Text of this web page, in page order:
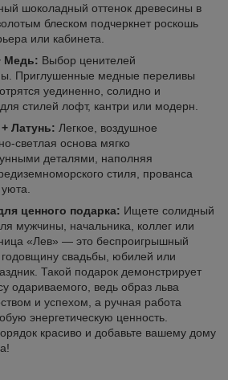
шоколадный оттенок древесины в
блеском подчеркнет роскошь
или кабинета.
Медь: Выбор ценителей
Приглушенные медные переливы
уединенно, солидно и
стилей лофт, кантри или модерн.
Латунь: Легкое, воздушное
светлая основа мягко
деталями, наполняя
стиля, прованса
ценного подарка: Ищете солидный
мужчины, начальника, коллег или
«Лев» — это беспроигрышный
свадьбы, юбилей или
Такой подарок демонстрирует
одариваемого, ведь образ льва
и успехом, а ручная работа
энергетическую ценность.
красиво и добавьте вашему дому